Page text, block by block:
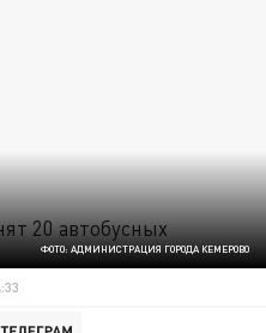
ФОТО: АДМИНИСТРАЦИЯ ГОРОДА КЕМЕРОВО